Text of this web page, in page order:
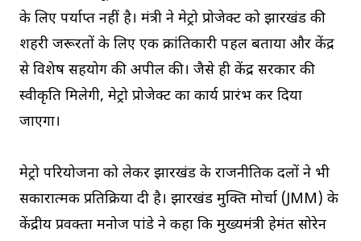
के लिए पर्याप्त नहीं है। मंत्री ने मेट्रो प्रोजेक्ट को झारखंड की
शहरी जरूरतों के लिए एक क्रांतिकारी पहल बताया और केंद्र
से विशेष सहयोग की अपील की। जैसे ही केंद्र सरकार की
स्वीकृति मिलेगी, मेट्रो प्रोजेक्ट का कार्य प्रारंभ कर दिया
जाएगा।
मेट्रो परियोजना को लेकर झारखंड के राजनीतिक दलों ने भी
सकारात्मक प्रतिक्रिया दी है। झारखंड मुक्ति मोर्चा (JMM) के
केंद्रीय प्रवक्ता मनोज पांडे ने कहा कि मुख्यमंत्री हेमंत सोरेन